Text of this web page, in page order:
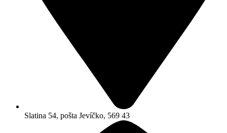
Slatina 54, pošta Jevíčko, 569 43​